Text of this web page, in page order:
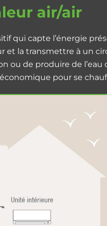
air/air
qui capte l’énergie
et la transmettre à un
ou de produire de l’eau
pour se